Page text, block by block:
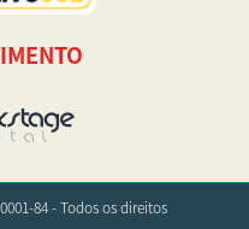
84 - Todos os direitos